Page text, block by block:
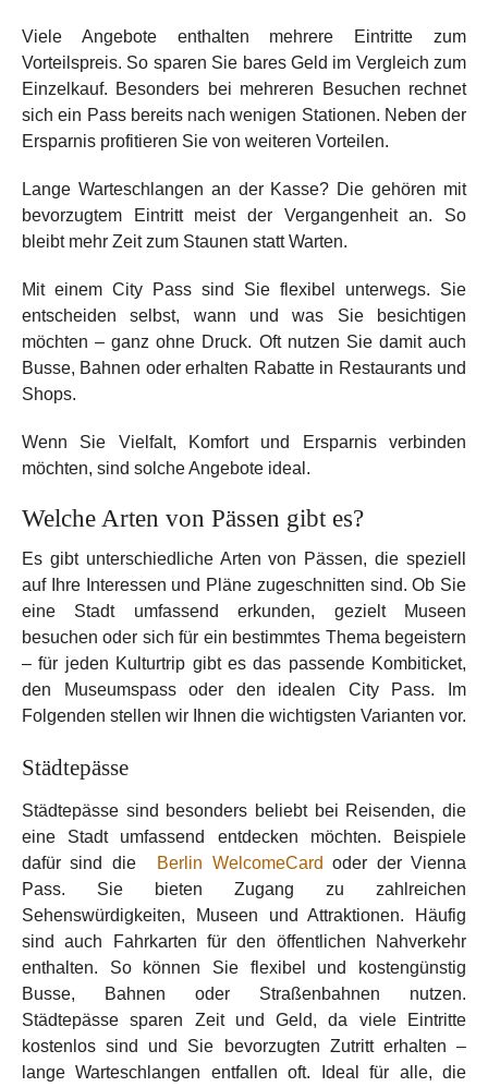
Viele Angebote enthalten mehrere Eintritte zum
Vorteilspreis. So sparen Sie bares Geld im Vergleich zum
Einzelkauf. Besonders bei mehreren Besuchen rechnet
sich ein Pass bereits nach wenigen Stationen. Neben der
Ersparnis profitieren Sie von weiteren Vorteilen.
Lange Warteschlangen an der Kasse? Die gehören mit
bevorzugtem Eintritt meist der Vergangenheit an. So
bleibt mehr Zeit zum Staunen statt Warten.
Mit einem City Pass sind Sie flexibel unterwegs. Sie
entscheiden selbst, wann und was Sie besichtigen
möchten – ganz ohne Druck. Oft nutzen Sie damit auch
Busse, Bahnen oder erhalten Rabatte in Restaurants und
Shops.
Wenn Sie Vielfalt, Komfort und Ersparnis verbinden
möchten, sind solche Angebote ideal.
Welche Arten von Pässen gibt es?
Es gibt unterschiedliche Arten von Pässen, die speziell
auf Ihre Interessen und Pläne zugeschnitten sind. Ob Sie
eine Stadt umfassend erkunden, gezielt Museen
besuchen oder sich für ein bestimmtes Thema begeistern
– für jeden Kulturtrip gibt es das passende Kombiticket,
den Museumspass oder den idealen City Pass. Im
Folgenden stellen wir Ihnen die wichtigsten Varianten vor.
Städtepässe
Städtepässe sind besonders beliebt bei Reisenden, die
eine Stadt umfassend entdecken möchten. Beispiele
dafür sind die
Berlin WelcomeCard oder der Vienna
Pass. Sie bieten Zugang zu zahlreichen
Sehenswürdigkeiten, Museen und Attraktionen. Häufig
sind auch Fahrkarten für den öffentlichen Nahverkehr
enthalten. So können Sie flexibel und kostengünstig
Busse, Bahnen oder Straßenbahnen nutzen.
Städtepässe sparen Zeit und Geld, da viele Eintritte
kostenlos sind und Sie bevorzugten Zutritt erhalten –
lange Warteschlangen entfallen oft. Ideal für alle, die